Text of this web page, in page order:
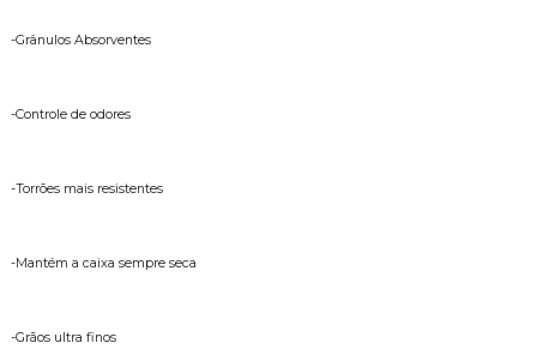
-Grânulos Absorventes
-Controle de odores
-Torrões mais resistentes
-Mantém a caixa sempre seca
-Grãos ultra finos